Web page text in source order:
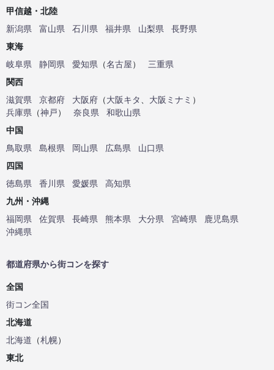
甲信越・北陸
新潟県
富山県 石川県 福井県 山梨県
長野県
東海
岐阜県
静岡県 愛知県 （名古屋）
三重県
関西
滋賀県
京都府 大阪府 （大阪キタ 大阪ミナミ ）
兵庫県 （神戸） 奈良県
和歌山県
中国
鳥取県
島根県 岡山県 広島県
山口県
四国
徳島県
香川県 愛媛県
高知県
九州・沖縄
福岡県
佐賀県 長崎県 熊本県 大分県 宮崎県
鹿児島県
沖縄県
都道府県から街コンを探す
全国
街コン全国
北海道
北海道 （札幌）
東北